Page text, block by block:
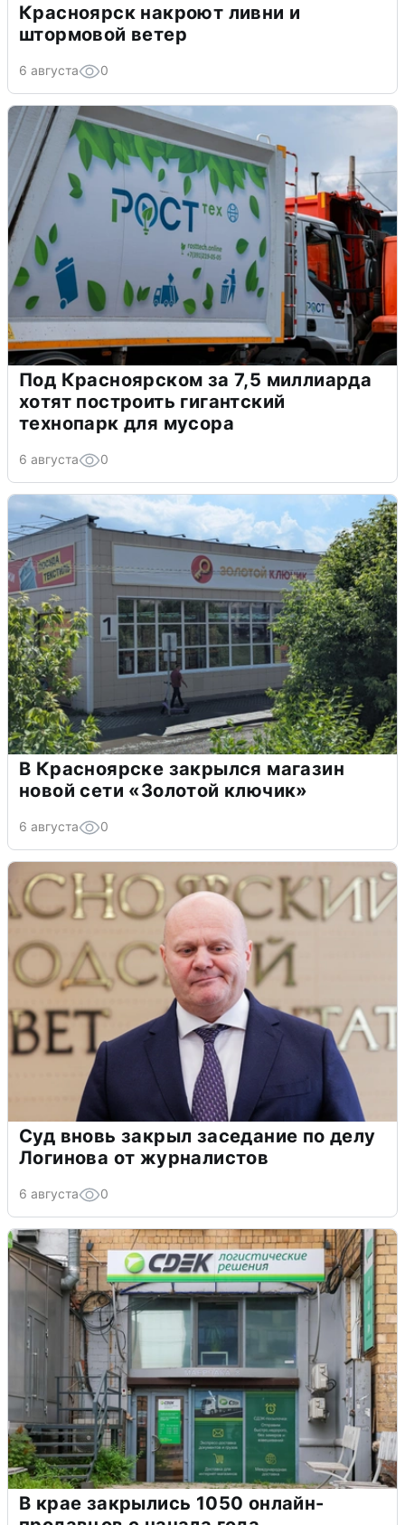
Красноярск накроют ливни и
штормовой ветер
6 августа 0
Под Красноярском за 7,5 миллиарда
хотят построить гигантский
технопарк для мусора
6 августа 0
В Красноярске закрылся магазин
новой сети «Золотой ключик»
6 августа 0
Суд вновь закрыл заседание по делу
Логинова от журналистов
6 августа 0
В крае закрылись 1050 онлайн-